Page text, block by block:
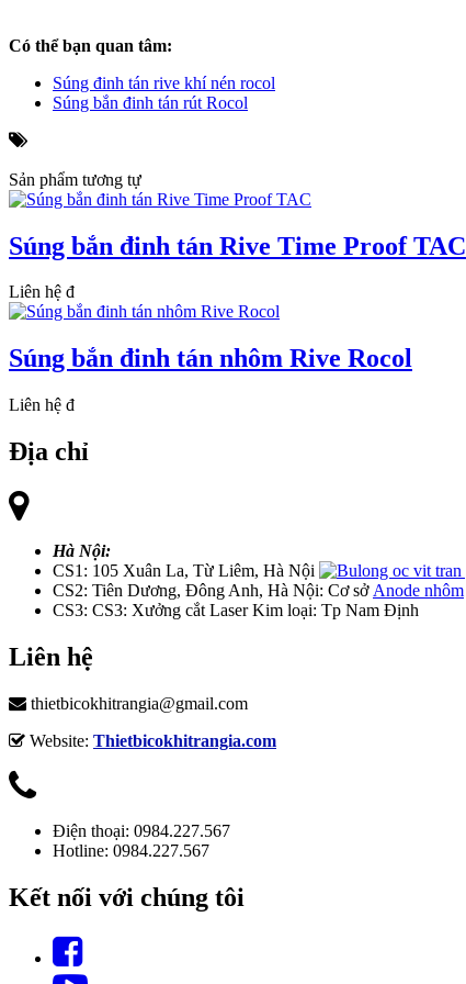
Có thể bạn quan tâm:
Súng đinh tán rive khí nén rocol
Súng bắn đinh tán rút Rocol
Sản phẩm tương tự
Súng bắn đinh tán Rive Time Proof TAC
Liên hệ đ
Súng bắn đinh tán nhôm Rive Rocol
Liên hệ đ
Địa chỉ
Hà Nội:
CS1: 105 Xuân La, Từ Liêm, Hà Nội
CS2: Tiên Dương, Đông Anh, Hà Nội: Cơ sở Anode nhôm
CS3: CS3: Xưởng cắt Laser Kim loại: Tp Nam Định
Liên hệ
thietbicokhitrangia@gmail.com
Website: Thietbicokhitrangia.com
Điện thoại: 0984.227.567
Hotline: 0984.227.567
Kết nối với chúng tôi